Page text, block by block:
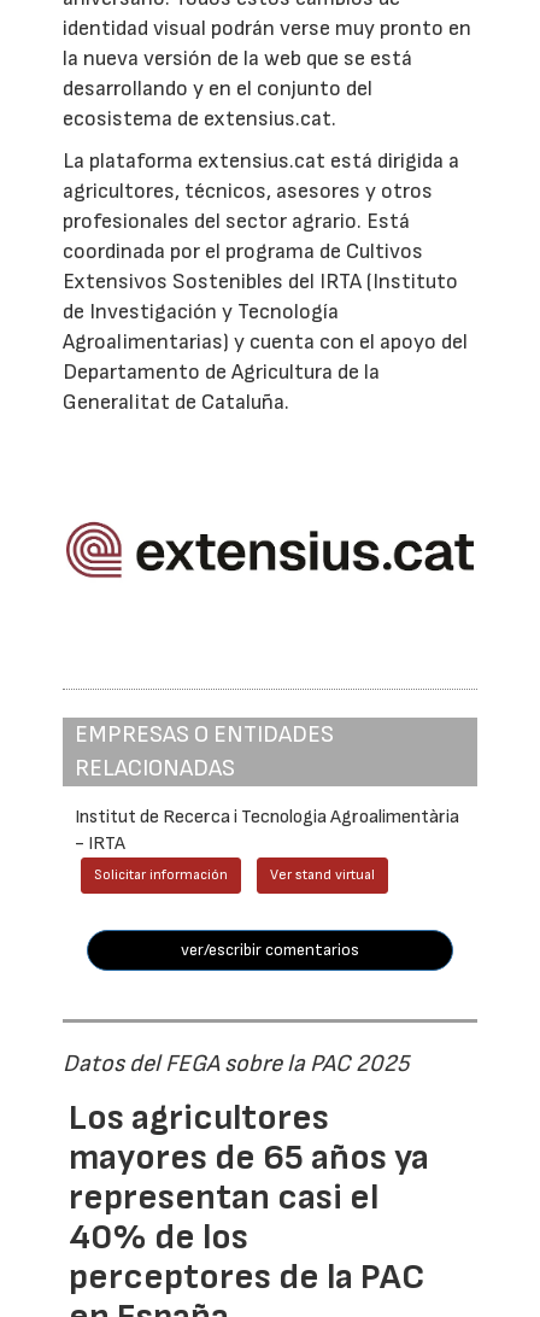
identidad visual podrán verse muy pronto en
la nueva versión de la web que se está
desarrollando y en el conjunto del
ecosistema de extensius.cat.
La plataforma extensius.cat está dirigida a
agricultores, técnicos, asesores y otros
profesionales del sector agrario. Está
coordinada por el programa de Cultivos
Extensivos Sostenibles del IRTA (Instituto
de Investigación y Tecnología
Agroalimentarias) y cuenta con el apoyo del
Departamento de Agricultura de la
Generalitat de Cataluña.
EMPRESAS O ENTIDADES
RELACIONADAS
Institut de Recerca i Tecnologia Agroalimentària
- IRTA
Solicitar información Ver stand virtual
ver/escribir comentarios
Datos del FEGA sobre la PAC 2025
Los agricultores
mayores de 65 años ya
representan casi el
40% de los
perceptores de la PAC